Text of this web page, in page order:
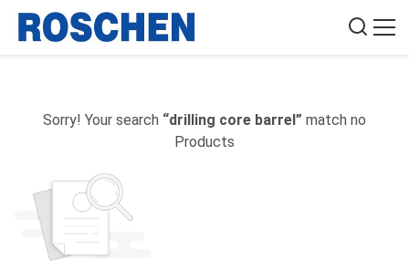
Sorry! Your search “drilling core barrel” match no
Products